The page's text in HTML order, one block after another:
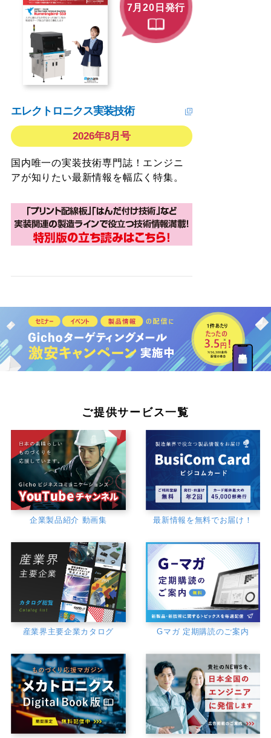
7月20日発行
エレクトロニクス実装技術
2026年8月号
国内唯一の実装技術専門誌！エンジニ
アが知りたい最新情報を幅広く特集。
ご提供サービス一覧
企業製品紹介 動画集 最新情報を無料でお届け！
産業界主要企業カタログ Gマガ 定期購読のご案内